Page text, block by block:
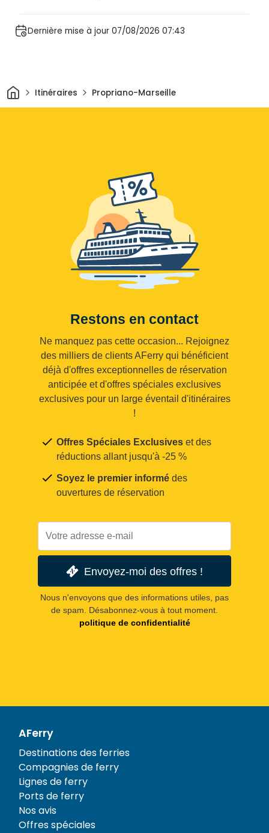
Dernière mise à jour 07/08/2026 07:43
Maison
Itinéraires Propriano-Marseille
Restons en contact
Ne manquez pas cette occasion... Rejoignez
des milliers de clients AFerry qui bénéficient
déjà d'offres exceptionnelles de réservation
anticipée et d'offres spéciales exclusives
exclusives pour un large éventail d'itinéraires
!
Offres Spéciales Exclusives et des
réductions allant jusqu'à -25 %
Soyez le premier informé des
ouvertures de réservation
Envoyez-moi des offres !
Nous n'envoyons que des informations utiles, pas
de spam. Désabonnez-vous à tout moment.
politique de confidentialité
AFerry
Destinations des ferries
Compagnies de ferry
Lignes de ferry
Ports de ferry
Nos avis
Offres spéciales